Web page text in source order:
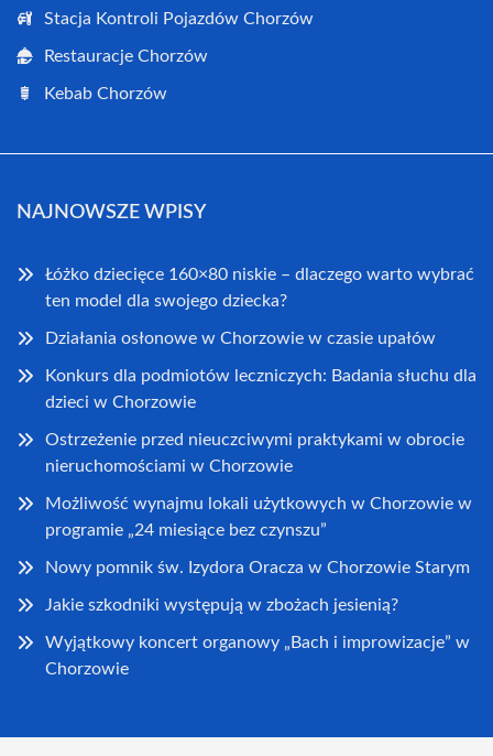
Stacja Kontroli Pojazdów Chorzów
Restauracje Chorzów
Kebab Chorzów
NAJNOWSZE WPISY
Łóżko dziecięce 160×80 niskie – dlaczego warto wybrać
ten model dla swojego dziecka?
Działania osłonowe w Chorzowie w czasie upałów
Konkurs dla podmiotów leczniczych: Badania słuchu dla
dzieci w Chorzowie
Ostrzeżenie przed nieuczciwymi praktykami w obrocie
nieruchomościami w Chorzowie
Możliwość wynajmu lokali użytkowych w Chorzowie w
programie „24 miesiące bez czynszu”
Nowy pomnik św. Izydora Oracza w Chorzowie Starym
Jakie szkodniki występują w zbożach jesienią?
Wyjątkowy koncert organowy „Bach i improwizacje” w
Chorzowie